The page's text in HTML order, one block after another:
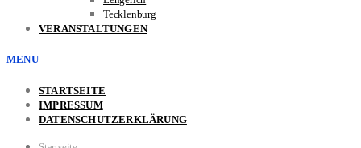
Tecklenburg
VERANSTALTUNGEN
MENU
STARTSEITE
IMPRESSUM
DATENSCHUTZERKLÄRUNG